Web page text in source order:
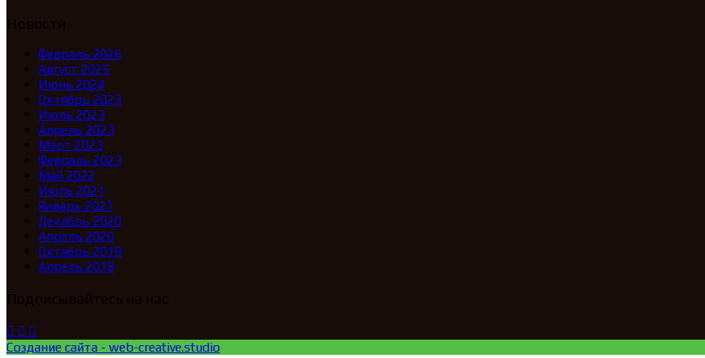
Февраль 2026
Август 2025
Июнь 2024
Октябрь 2023
Июль 2023
Апрель 2023
Март 2023
Февраль 2023
Май 2022
Июль 2021
Январь 2021
Декабрь 2020
Апрель 2020
Октябрь 2018
Апрель 2018
Создание сайта - web-creative.studio